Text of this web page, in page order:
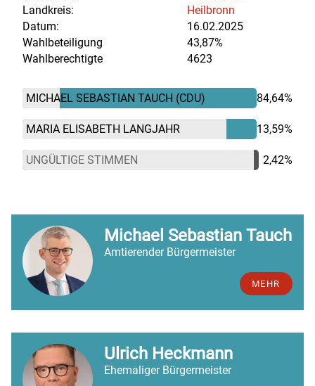
Michael Sebastian Tauch
Amtierender Bürgermeister
MEHR
Ulrich Heckmann
Ehemaliger Bürgermeister
Landkreis:
Heilbronn
Datum:
16.02.2025
Wahlbeteiligung
43,87%
Wahlberechtigte
4623
MICHAEL SEBASTIAN TAUCH (CDU) 84,64%
MARIA ELISABETH LANGJAHR 13,59%
UNGÜLTIGE STIMMEN 2,42%